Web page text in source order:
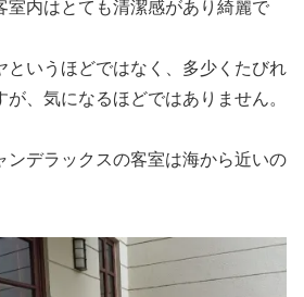
室内はとても清潔感があり綺麗で
というほどではなく、多少くたびれ
、気になるほどではありません。
ンデラックスの客室は海から近いの